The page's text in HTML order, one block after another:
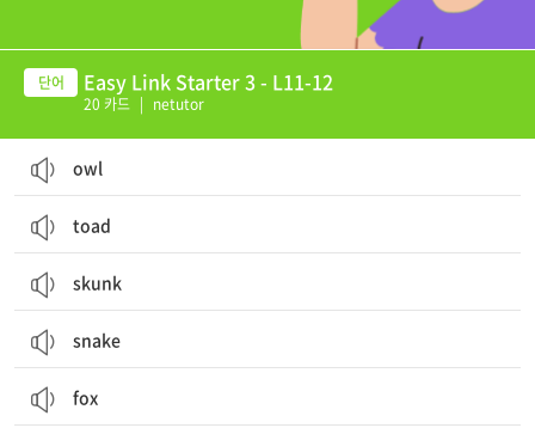
Easy Link Starter 3 - L11-12
20 카드 | netutor
owl
toad
skunk
snake
fox